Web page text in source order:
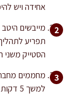
אחידה ויש
מייבשים
תפריע
הסטייק משני
מחממים
למשך